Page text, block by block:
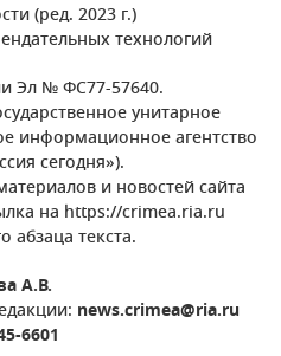
(ред. 2023 г.)
технологий
Эл № ФС77-57640.
унитарное
информационное агентство
сегодня»).
и новостей сайта
на https://crimea.ria.ru
абзаца текста.
А.В.
news.crimea@ria.ru
6601